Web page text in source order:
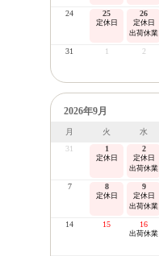
24 25
定休日
26
定休日
出荷休業
31 1 2
2026年9月
月 火 水
31
1
定休日
2
定休日
出荷休業
7 8
定休日
9
定休日
出荷休業
14 15 16
出荷休業